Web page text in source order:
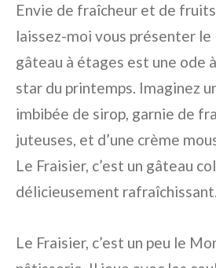
Envie de fraîcheur et de
laissez-moi vous présenter le
gâteau à étages est une ode
star du printemps. Imaginez
imbibée de sirop, garnie de
juteuses, et d’une crème
Le Fraisier, c’est un gâteau
délicieusement rafraîchissant.
Le Fraisier, c’est un peu le